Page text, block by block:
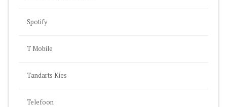
Spotify
T Mobile
Tandarts Kies
Telefoon